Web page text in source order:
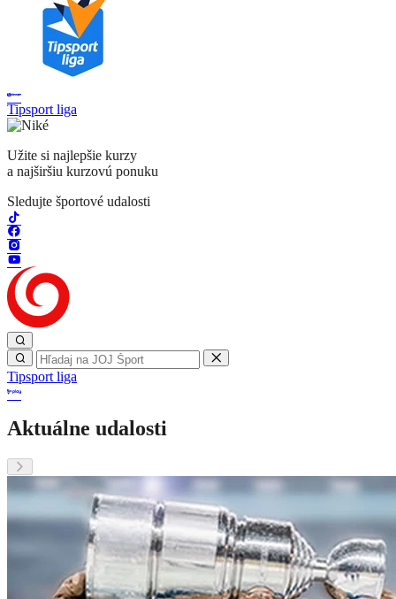
Tipsport liga
Užite si najlepšie kurzy
a najširšiu kurzovú ponuku
Sledujte športové udalosti
Tipsport liga
Aktuálne udalosti